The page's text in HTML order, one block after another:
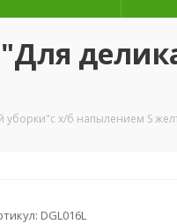
уборки"с х/б напылением S
DGL016L